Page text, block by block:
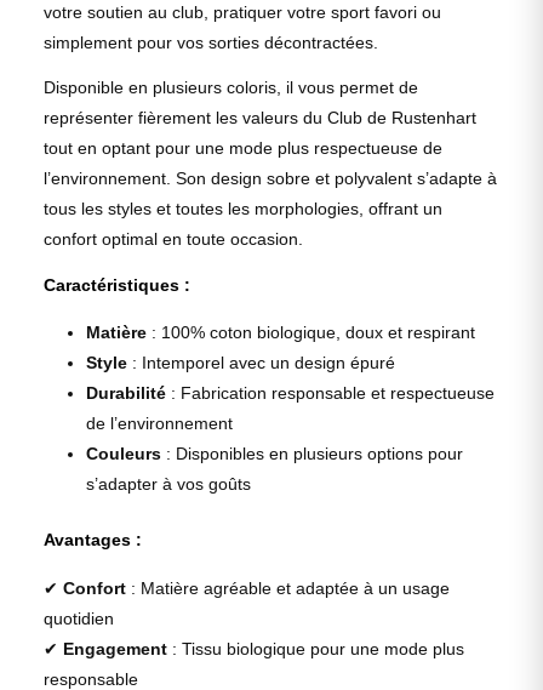
votre soutien au club, pratiquer votre sport favori ou
simplement pour vos sorties décontractées.
Disponible en plusieurs coloris, il vous permet de
représenter fièrement les valeurs du Club de Rustenhart
tout en optant pour une mode plus respectueuse de
l’environnement. Son design sobre et polyvalent s’adapte à
tous les styles et toutes les morphologies, offrant un
confort optimal en toute occasion.
Caractéristiques :
Matière : 100% coton biologique, doux et respirant
Style : Intemporel avec un design épuré
Durabilité : Fabrication responsable et respectueuse
de l’environnement
Couleurs : Disponibles en plusieurs options pour
s’adapter à vos goûts
Avantages :
✔ Confort : Matière agréable et adaptée à un usage
quotidien
✔ Engagement : Tissu biologique pour une mode plus
responsable